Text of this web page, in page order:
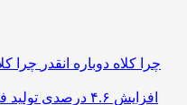
چرا کلاه دوباره انقدر